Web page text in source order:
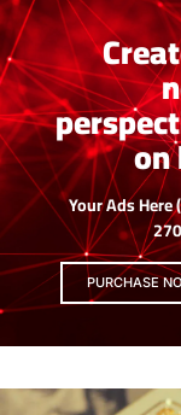
Your Ads Here
PURCHASE